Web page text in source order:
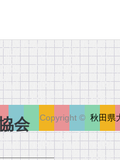
協会Copyright © 秋田県